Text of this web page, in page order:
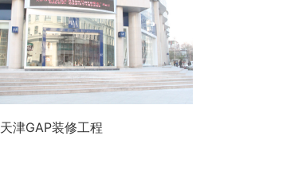
天津GAP装修工程